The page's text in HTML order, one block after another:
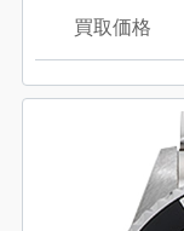
買取価格